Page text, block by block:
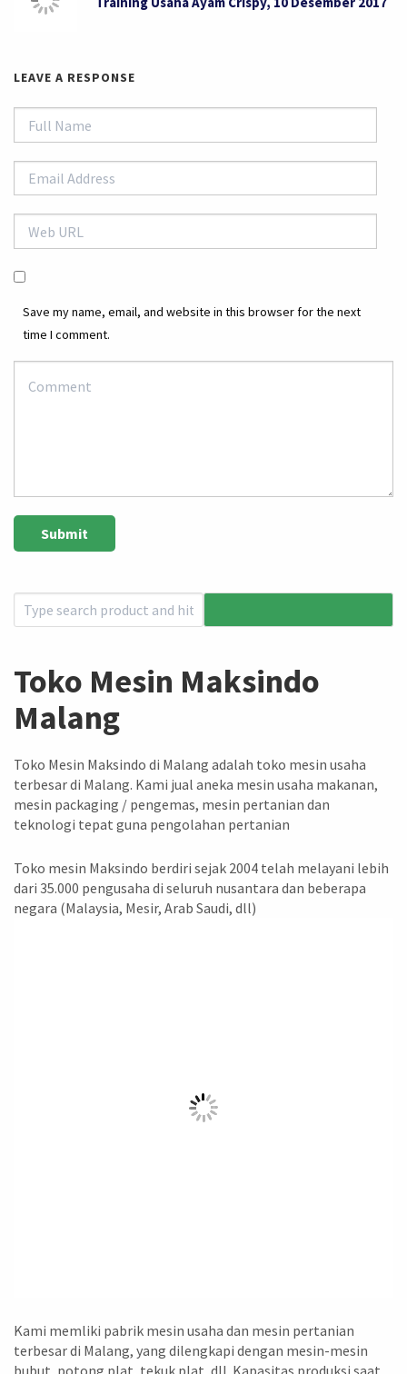
LEAVE A RESPONSE
Save my name, email, and website in this browser for the next
time I comment.
Toko Mesin Maksindo
Malang
Toko Mesin Maksindo di Malang adalah toko mesin usaha
terbesar di Malang. Kami jual aneka mesin usaha makanan,
mesin packaging / pengemas, mesin pertanian dan
teknologi tepat guna pengolahan pertanian
Toko mesin Maksindo berdiri sejak 2004 telah melayani lebih
dari 35.000 pengusaha di seluruh nusantara dan beberapa
negara (Malaysia, Mesir, Arab Saudi, dll)
Kami memliki pabrik mesin usaha dan mesin pertanian
terbesar di Malang, yang dilengkapi dengan mesin-mesin